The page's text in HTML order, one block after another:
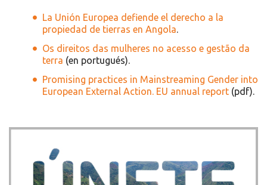
La Unión Europea defiende el derecho a la
propiedad de tierras en Angola.
Os direitos das mulheres no acesso e gestão da
terra (en portugués).
Promising practices in Mainstreaming Gender into
European External Action. EU annual report (pdf).
Recursos
Únete